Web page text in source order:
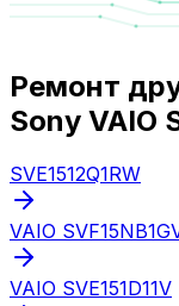
Ремонт
Sony VAIO
SVE1512Q1RW
VAIO
VAIO SVE151D11V